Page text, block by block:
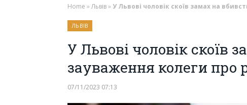
Home »Львів» У Львові чоловік скоїв замах на
ЛЬВІВ
У Львові чоловік скоїв
зауваження колеги про
07/11/2023 07:13